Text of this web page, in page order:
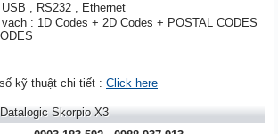
, RS232 , Ethernet
: 1D Codes + 2D Codes + POSTAL CODES
kỹ thuật chi tiết : Click here
Skorpio X3